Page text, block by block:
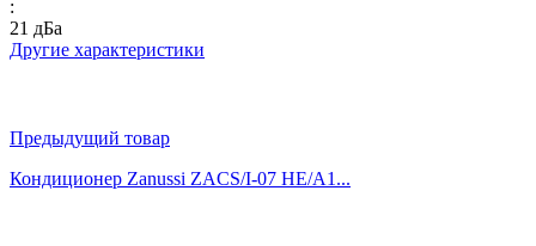
:
21 дБа
Другие характеристики
Предыдущий товар
Кондиционер Zanussi ZACS/I-07 HE/A1...